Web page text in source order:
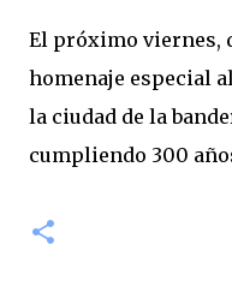
El próximo viernes,
homenaje especial
la ciudad de la
cumpliendo 300